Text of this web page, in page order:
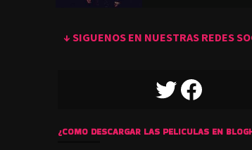
↓ SIGUENOS EN NUESTRAS REDES
TWITTERFACEBOOK
¿COMO DESCARGAR LAS PELICULAS EN